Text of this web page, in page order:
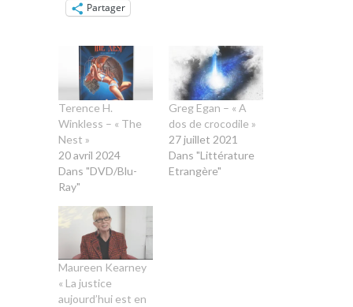
Partager
Terence H.
Winkless – « The
Nest »
20 avril 2024
Dans "DVD/Blu-
Ray"
Greg Egan – « A
dos de crocodile »
27 juillet 2021
Dans "Littérature
Etrangère"
Maureen Kearney
« La justice
aujourd’hui est en